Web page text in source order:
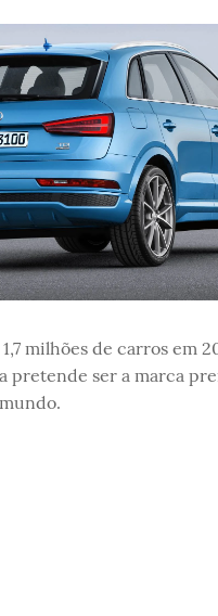
milhões de carros em
pretende ser a marca